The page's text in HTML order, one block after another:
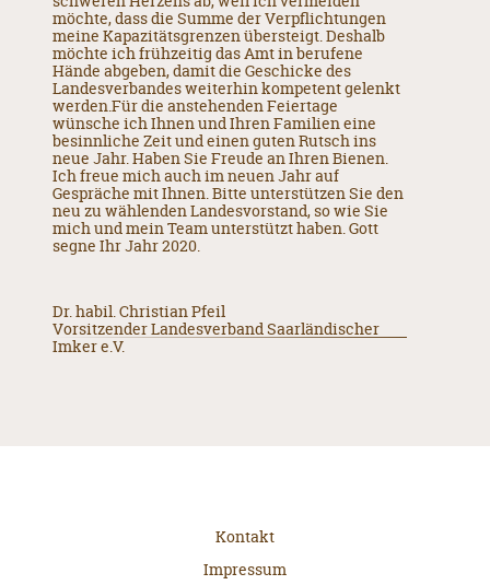
möchte, dass die Summe der Verpflichtungen
meine Kapazitätsgrenzen übersteigt. Deshalb
möchte ich frühzeitig das Amt in berufene
Hände abgeben, damit die Geschicke des
Landesverbandes weiterhin kompetent gelenkt
werden.Für die anstehenden Feiertage
wünsche ich Ihnen und Ihren Familien eine
besinnliche Zeit und einen guten Rutsch ins
neue Jahr. Haben Sie Freude an Ihren Bienen.
Ich freue mich auch im neuen Jahr auf
Gespräche mit Ihnen. Bitte unterstützen Sie den
neu zu wählenden Landesvorstand, so wie Sie
mich und mein Team unterstützt haben. Gott
segne Ihr Jahr 2020.
Dr. habil. Christian Pfeil
Vorsitzender Landesverband Saarländischer
Imker e.V.
Kontakt
Impressum